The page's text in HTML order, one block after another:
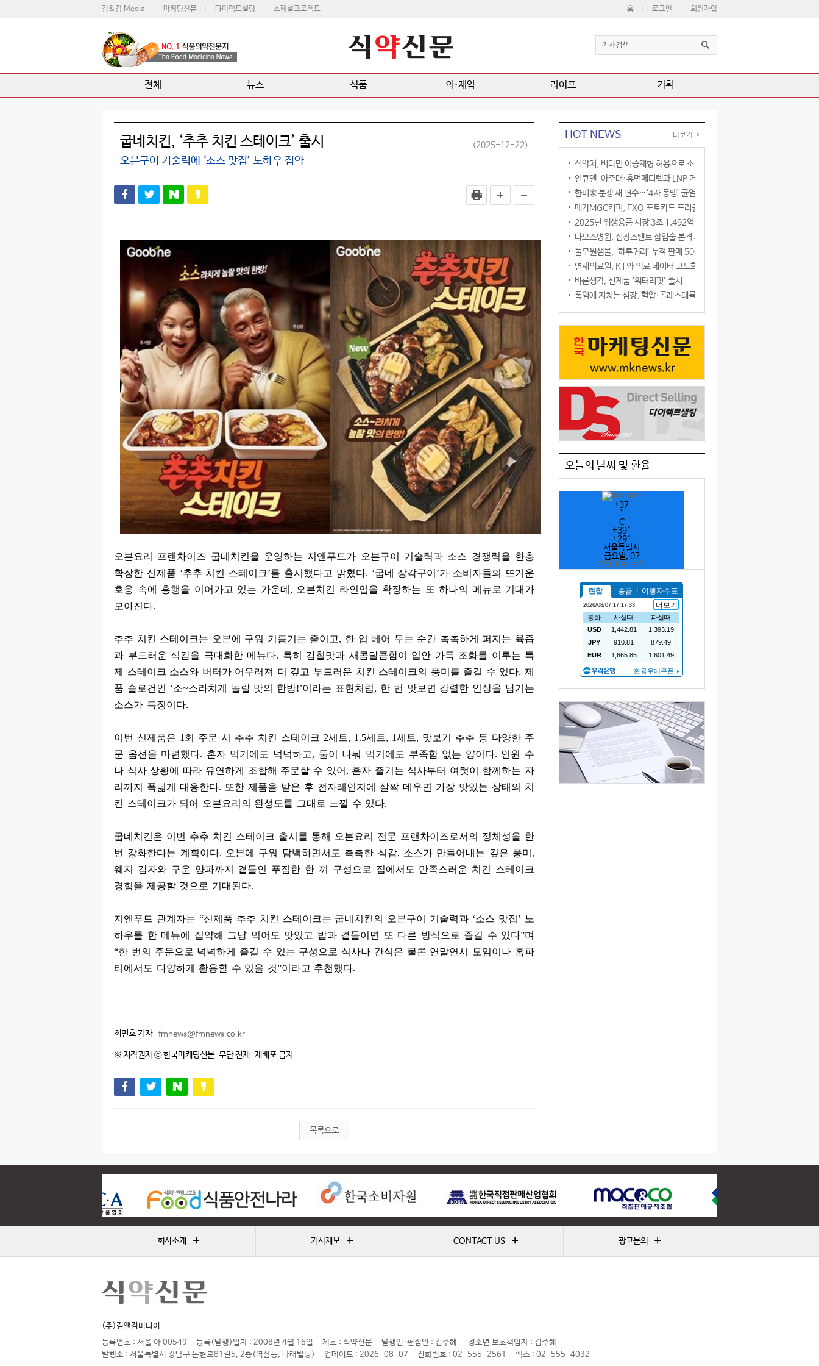
김&김 Media 마케팅신문 다이렉트셀링 스페셜프로젝트 홈 로그인 회원가입
전체 뉴스 식품 의·제약 라이프 기획
굽네치킨, ‘추추 치킨 스테이크’ 출시 (2025-12-22)
오븐구이 기술력에 ‘소스 맛집’ 노하우 집약
오븐요리 프랜차이즈 굽네치킨을 운영하는 지앤푸드가 오븐구이 기술력과 소스 경쟁력을 한층
확장한 신제품 ‘추추 치킨 스테이크’를 출시했다고 밝혔다. ‘굽네 장각구이 ’가 소비자들의 뜨거운
호응 속에 흥행을 이어가고 있는 가운데 , 오븐치킨 라인업을 확장하는 또 하나의 메뉴로 기대가
모아진다.
추추 치킨 스테이크는 오븐에 구워 기름기는 줄이고, 한 입 베어 무는 순간 촉촉하게 퍼지는 육즙
과 부드러운 식감을 극대화한 메뉴다. 특히 감칠맛과 새콤달콤함이 입안 가득 조화를 이루는 특
제 스테이크 소스와 버터가 어우러져 더 깊고 부드러운 치킨 스테이크의 풍미를 즐길 수 있다.제
품 슬로건인 ‘소~스라치게 놀랄 맛의 한방!’이라는 표현처럼, 한 번 맛보면 강렬한 인상을 남기는
소스가 특징이다.
이번 신제품은 1 회 주문 시 추추 치킨 스테이크 2세트, 1.5세트, 1세트, 맛보기 추추 등 다양한 주
문 옵션을 마련했다. 혼자 먹기에도 넉넉하고, 둘이 나눠 먹기에도 부족함 없는 양이다. 인원 수
나 식사 상황에 따라 유연하게 조합해 주문할 수 있어 , 혼자 즐기는 식사부터 여럿이 함께하는 자
리까지 폭넓게 대응한다. 또한 제품을 받은 후 전자레인지에 살짝 데우면 가장 맛있는 상태의 치
킨 스테이크가 되어 오븐요리의 완성도를 그대로 느낄 수 있다.
굽네치킨은 이번 추추 치킨 스테이크 출시를 통해 오븐요리 전문 프랜차이즈로서의 정체성을 한
번 강화한다는 계획이다. 오븐에 구워 담백하면서도 촉촉한 식감, 소스가 만들어내는 깊은 풍미 ,
웨지 감자와 구운 양파까지 곁들인 푸짐한 한 끼 구성으로 집에서도 만족스러운 치킨 스테이크
경험을 제공할 것으로 기대된다.
지앤푸드 관계자는 “신제품 추추 치킨 스테이크는 굽네치킨의 오븐구이 기술력과 ‘소스 맛집’ 노
하우를 한 메뉴에 집약해 그냥 먹어도 맛있고 밥과 곁들이면 또 다른 방식으로 즐길 수 있다”며
“한 번의 주문으로 넉넉하게 즐길 수 있는 구성으로 식사나 간식은 물론 연말연시 모임이나 홈파
티에서도 다양하게 활용할 수 있을 것”이라고 추천했다.
최민호 기자 fmnews@fmnews.co.kr
※ 저작권자 ⓒ 한국마케팅신문. 무단 전재-재배포 금지
목록으로
HOT NEWS 더보기
식약처, 비타민 이중제형 허용으로 소비자 선택권 확대
인큐텐, 아주대·휴먼메디텍과 LNP 커큐민 공동연구
한미家 분쟁 새 변수…‘4자 동맹’ 균열 현실화
메가MGC커피, EXO 포토카드 프리퀀시 이벤트
2025년 위생용품 시장 3조 1,492억 원
다보스병원, 심장스텐트 삽입술 본격 시행
풀무원샘물, ‘하루귀리’ 누적 판매 500만 병 돌파
연세의료원, KT와 의료 데이터 고도화 협력
바른생각, 신제품 ‘워터리핏’ 출시
폭염에 지치는 심장, 혈압·콜레스테롤만 챙기면 될까?
오늘의 날씨 및 환율
+37
°
C
+39°
+29°
서울특별시
금요일, 07
7일 예보 보기
회사소개 + 기사제보 + CONTACT US + 광고문의 +
(주)김앤김미디어
등록번호 : 서울 아 00549
등록(발행)일자 : 2008년 4월 16일 제호 : 식약신문 발행인·편집인 : 김주혜
청소년 보호책임자 : 김주혜
발행소 : 서울특별시 강남구 논현로81길5, 2층(역삼동, 나래빌딩)
업데이트 : 2026-08-07 전화번호 : 02-555-2561 팩스 : 02-555-4032